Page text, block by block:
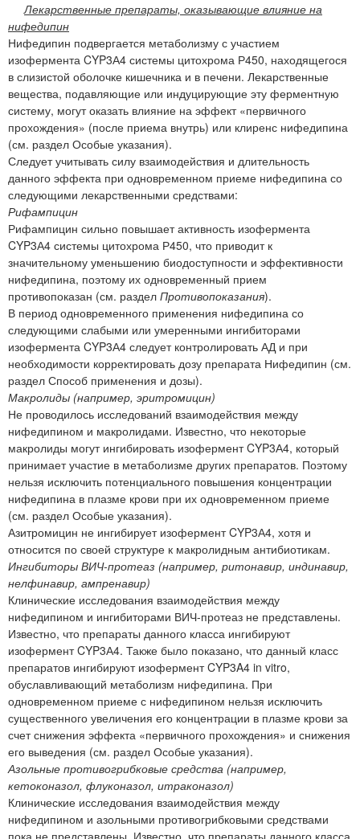
Лекарственные препараты, оказывающие влияние на
нифедипин
Нифедипин подвергается метаболизму с участием
изофермента CYP3А4 системы цитохрома Р450, находящегося
в слизистой оболочке кишечника и в печени. Лекарственные
вещества, подавляющие или индуцирующие эту ферментную
систему, могут оказать влияние на эффект «первичного
прохождения» (после приема внутрь) или клиренс нифедипина
(см. раздел Особые указания).
Следует учитывать силу взаимодействия и длительность
данного эффекта при одновременном приеме нифедипина со
следующими лекарственными средствами:
Рифампицин
Рифампицин сильно повышает активность изофермента
CYP3А4 системы цитохрома Р450, что приводит к
значительному уменьшению биодоступности и эффективности
нифедипина, поэтому их одновременный прием
противопоказан (см. раздел Противопоказания).
В период одновременного применения нифедипина со
следующими слабыми или умеренными ингибиторами
изофермента CYP3А4 следует контролировать АД и при
необходимости корректировать дозу препарата Нифедипин (см.
раздел Способ применения и дозы).
Макролиды (например, эритромицин)
Не проводилось исследований взаимодействия между
нифедипином и макролидами. Известно, что некоторые
макролиды могут ингибировать изофермент CYP3А4, который
принимает участие в метаболизме других препаратов. Поэтому
нельзя исключить потенциального повышения концентрации
нифедипина в плазме крови при их одновременном приеме
(см. раздел Особые указания).
Азитромицин не ингибирует изофермент CYP3А4, хотя и
относится по своей структуре к макролидным антибиотикам.
Ингибиторы ВИЧ-протеаз (например, ритонавир, индинавир,
нелфинавир, ампренавир)
Клинические исследования взаимодействия между
нифедипином и ингибиторами ВИЧ-протеаз не представлены.
Известно, что препараты данного класса ингибируют
изофермент CYP3А4. Также было показано, что данный класс
препаратов ингибируют изофермент CYP3A4 in vitro,
обуславливающий метаболизм нифедипина. При
одновременном приеме с нифедипином нельзя исключить
существенного увеличения его концентрации в плазме крови за
счет снижения эффекта «первичного прохождения» и снижения
его выведения (см. раздел Особые указания).
Азольные противогрибковые средства (например,
кетоконазол, флуконазол, итраконазол)
Клинические исследования взаимодействия между
нифедипином и азольными противогрибковыми средствами